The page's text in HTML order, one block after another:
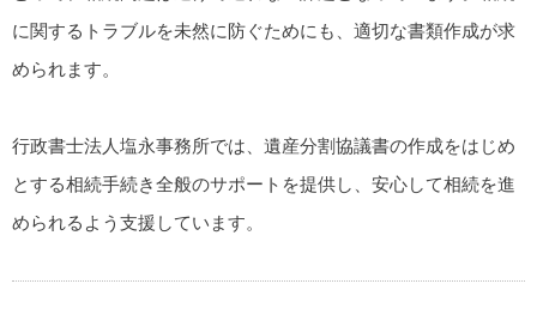
に関するトラブルを未然に防ぐためにも、適切な書類作成が求
められます。
行政書士法人塩永事務所では、遺産分割協議書の作成をはじめ
とする相続手続き全般のサポートを提供し、安心して相続を進
められるよう支援しています。